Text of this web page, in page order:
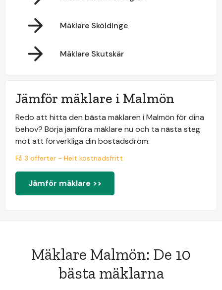
Mäklare Sköldinge
Mäklare Skutskär
Jämför mäklare i Malmön
Redo att hitta den bästa mäklaren i Malmön för dina
behov? Börja jämföra mäklare nu och ta nästa steg
mot att förverkliga din bostadsdröm.
Få 3 offerter - Helt kostnadsfritt
Jämför mäklare >>
Mäklare Malmön: De 10
bästa mäklarna